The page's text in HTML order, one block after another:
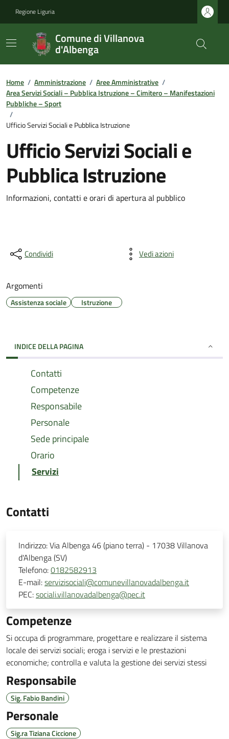
Regione Liguria
Comune di Villanova
d'Albenga
Home / Amministrazione / Aree Amministrative /
Area Servizi Sociali – Pubblica Istruzione – Cimitero – Manifestazioni
Pubbliche – Sport
/
Ufficio Servizi Sociali e Pubblica Istruzione
Ufficio Servizi Sociali e
Pubblica Istruzione
Informazioni, contatti e orari di apertura al pubblico
Condividi Vedi azioni
Argomenti
Assistenza sociale Istruzione
INDICE DELLA PAGINA
Contatti
Competenze
Responsabile
Personale
Sede principale
Orario
Servizi
Contatti
Indirizzo:Via Albenga 46 (piano terra) - 17038 Villanova
d'Albenga (SV)
Telefono:0182582913
E-mail:servizisociali@comunevillanovadalbenga.it
PEC:sociali.villanovadalbenga@pec.it
Competenze
Si occupa di programmare, progettare e realizzare il sistema
locale dei servizi sociali; eroga i servizi e le prestazioni
economiche; controlla e valuta la gestione dei servizi stessi
Responsabile
Sig. Fabio Bandini
Personale
Sig.ra Tiziana Ciccione